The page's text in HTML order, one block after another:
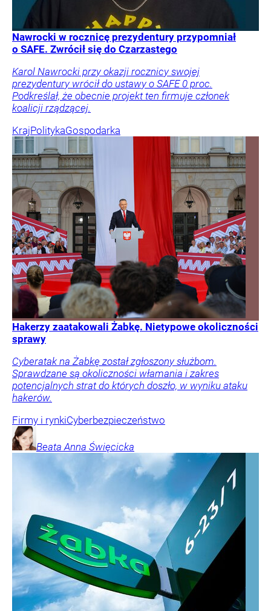
Nawrocki w rocznicę prezydentury przypomniał
o SAFE. Zwrócił się do Czarzastego
Karol Nawrocki przy okazji rocznicy swojej
prezydentury wrócił do ustawy o SAFE 0 proc.
Podkreślał, że obecnie projekt ten firmuje członek
koalicji rządzącej.
KrajPolitykaGospodarka
Hakerzy zaatakowali Żabkę. Nietypowe okoliczności
sprawy
Cyberatak na Żabkę został zgłoszony służbom.
Sprawdzane są okoliczności włamania i zakres
potencjalnych strat do których doszło, w wyniku ataku
hakerów.
Firmy i rynkiCyberbezpieczeństwo
Beata Anna Święcicka